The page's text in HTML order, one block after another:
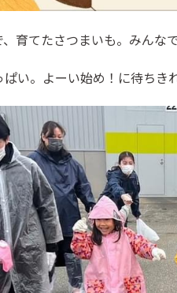
育てたさつまいも。みんな
い。よーい始め！に待ちき